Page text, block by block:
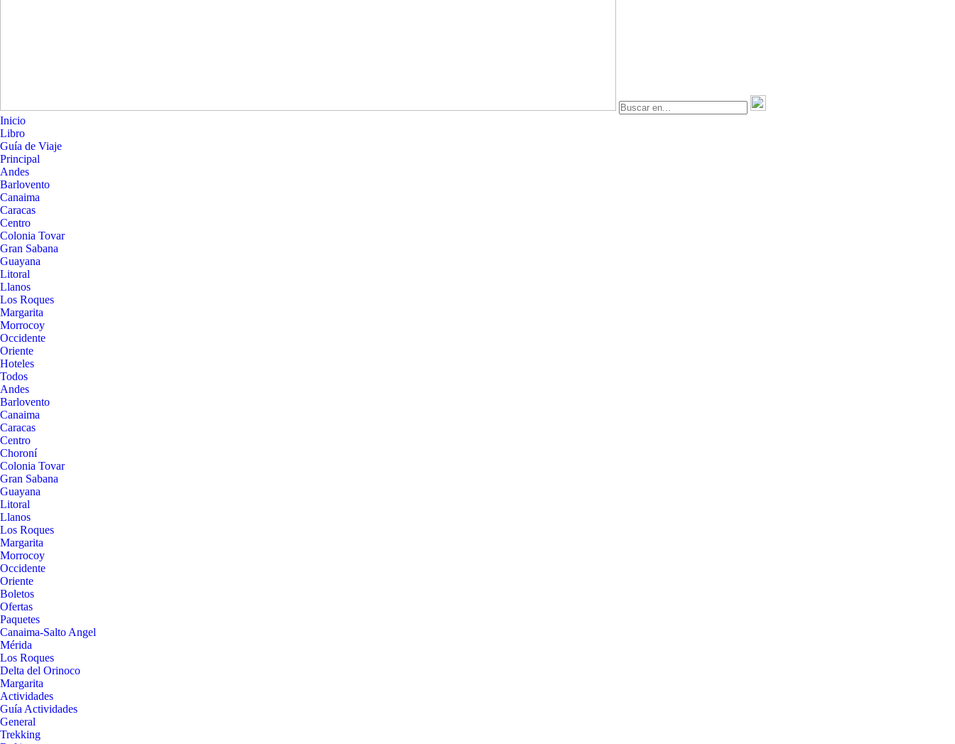
Inicio
Libro
Guía de Viaje
Principal
Andes
Barlovento
Canaima
Caracas
Centro
Colonia Tovar
Gran Sabana
Guayana
Litoral
Llanos
Los Roques
Margarita
Morrocoy
Occidente
Oriente
Hoteles
Todos
Andes
Barlovento
Canaima
Caracas
Centro
Choroní
Colonia Tovar
Gran Sabana
Guayana
Litoral
Llanos
Los Roques
Margarita
Morrocoy
Occidente
Oriente
Boletos
Ofertas
Paquetes
Canaima-Salto Angel
Mérida
Los Roques
Delta del Orinoco
Margarita
Actividades
Guía Actividades
General
Trekking